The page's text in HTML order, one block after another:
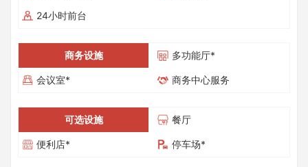
24小时前台
商务设施 多功能厅*
会议室* 商务中心服务
可选设施 餐厅
便利店* 停车场*